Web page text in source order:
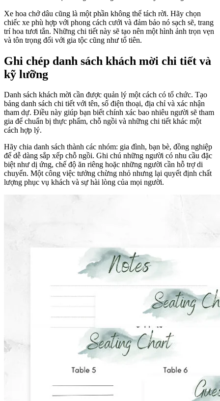
Xe hoa chở dâu cũng là một phần không thể tách rời. Hãy chọn
chiếc xe phù hợp với phong cách cưới và đảm bảo nó sạch sẽ, trang
trí hoa tươi tắn. Những chi tiết này sẽ tạo nên một hình ảnh trọn vẹn
và tôn trọng đối với gia tộc cũng như tổ tiên.
Ghi chép danh sách khách mời chi tiết và
kỹ lưỡng
Danh sách khách mời cần được quản lý một cách có tổ chức. Tạo
bảng danh sách chi tiết với tên, số điện thoại, địa chỉ và xác nhận
tham dự. Điều này giúp bạn biết chính xác bao nhiêu người sẽ tham
gia để chuẩn bị thực phẩm, chỗ ngồi và những chi tiết khác một
cách hợp lý.
Hãy chia danh sách thành các nhóm: gia đình, bạn bè, đồng nghiệp
để dễ dàng sắp xếp chỗ ngồi. Ghi chú những người có nhu cầu đặc
biệt như dị ứng, chế độ ăn riêng hoặc những người cần hỗ trợ di
chuyển. Một công việc tưởng chừng nhỏ nhưng lại quyết định chất
lượng phục vụ khách và sự hài lòng của mọi người.